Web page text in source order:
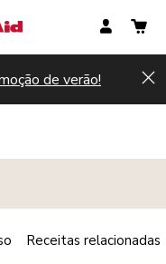
de verão!
Print
Receitas relacionadas